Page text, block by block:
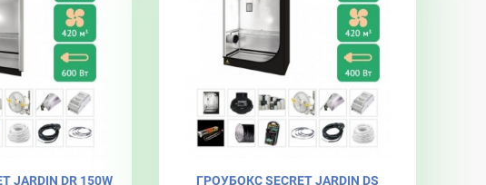
JARDIN DR 150W
ГРОУБОКС SECRET JARDIN DS